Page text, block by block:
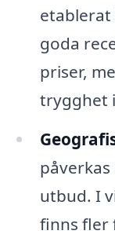
goda
priser,
trygghet
utbud. I
finns fler